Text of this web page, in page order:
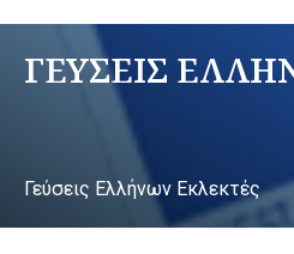
ΓΕΥΣΕΙΣ
Γεύσεις Ελλήνων Εκλεκτές